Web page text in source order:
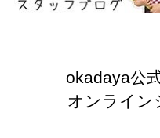
okadaya公
オンライン